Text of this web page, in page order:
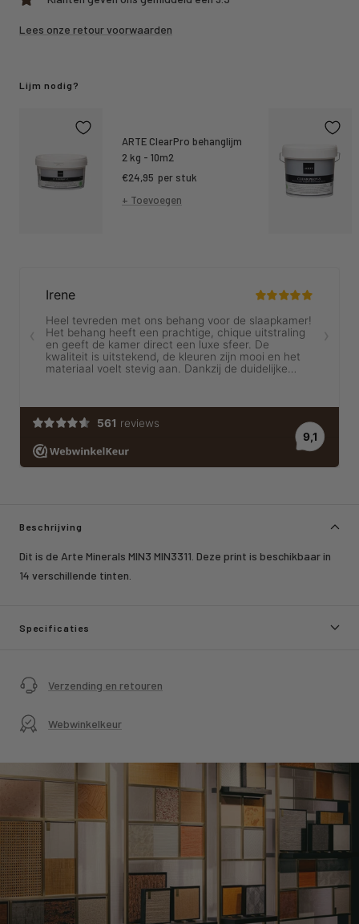
Lees onze retour voorwaarden
Beschrijving
Dit is de Arte Minerals MIN3 MIN3311. Deze print is beschikbaar in
14 verschillende tinten.
Specificaties
Verzending en retouren
Webwinkelkeur
Lijm nodig?
ARTE ClearPro behanglijm
2 kg - 10m2
Kortings
prijs
€24,95 per stuk
+ Toevoegen